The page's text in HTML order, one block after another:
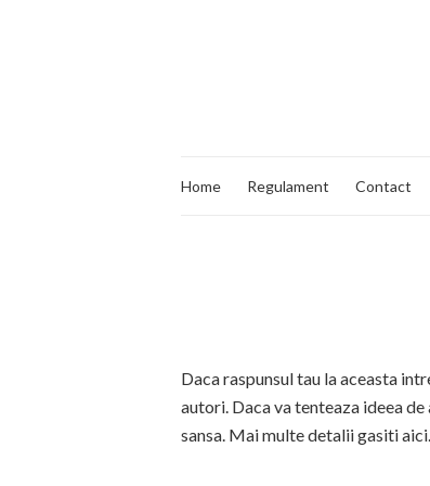
Home Regulament Contact
Daca raspunsul tau la aceasta
autori. Daca va tenteaza ideea
sansa. Mai multe detalii gasiti